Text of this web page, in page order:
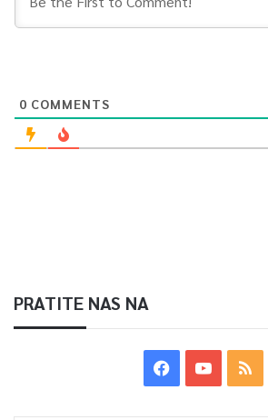
0 COMMENTS
PRATITE NAS NA